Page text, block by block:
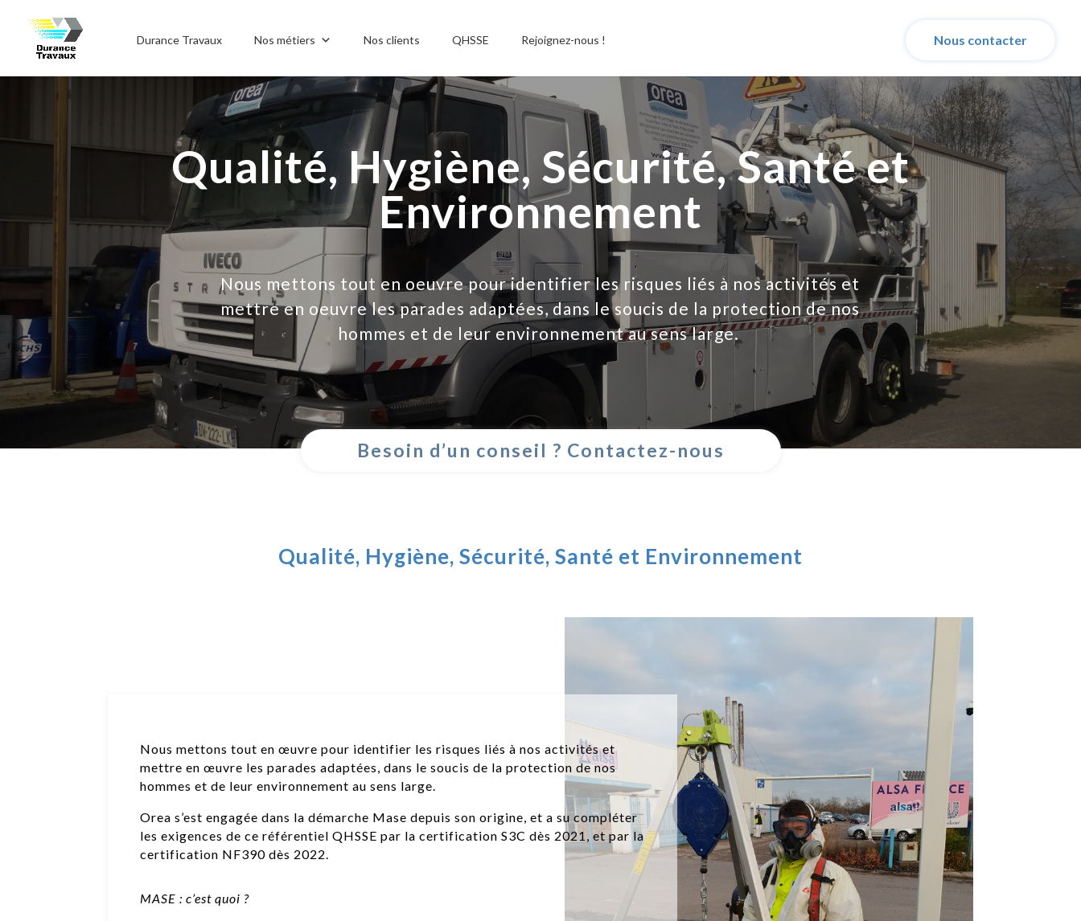
Durance Travaux Nos métiers Nos clients QHSSE Rejoignez-nous ! Nous contacter
Qualité, Hygiène, Sécurité, Santé et
Environnement
Nous mettons tout en oeuvre pour identifier les risques liés à nos activités et
mettre en oeuvre les parades adaptées, dans le soucis de la protection de nos
hommes et de leur environnement au sens large.
Besoin d’un conseil ? Contactez-nous
Qualité, Hygiène, Sécurité, Santé et Environnement
Nous mettons tout en œuvre pour identifier les risques liés à nos activités et
mettre en œuvre les parades adaptées, dans le soucis de la protection de nos
hommes et de leur environnement au sens large.
Orea s’est engagée dans la démarche Mase depuis son origine, et a su compléter
les exigences de ce référentiel QHSSE par la certification S3C dès 2021, et par la
certification NF390 dès 2022.
MASE : c’est quoi ?